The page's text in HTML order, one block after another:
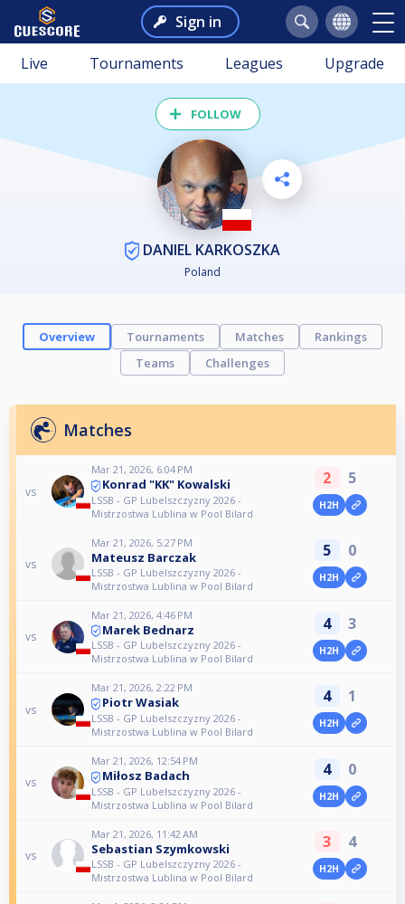
Sign in
Live Tournaments Leagues Upgrade
FOLLOW
DANIEL KARKOSZKA
Poland
Overview Tournaments Matches
Rankings
Teams
Challenges
Matches
vs
Mar 21, 2026, 6:04 PM
Konrad "KK" Kowalski
LSSB - GP Lubelszczyzny 2026 -
Mistrzostwa Lublina w Pool Bilard
2 5
H2H
vs
Mar 21, 2026, 5:27 PM
Mateusz Barczak
LSSB - GP Lubelszczyzny 2026 -
Mistrzostwa Lublina w Pool Bilard
5 0
H2H
vs
Mar 21, 2026, 4:46 PM
Marek Bednarz
LSSB - GP Lubelszczyzny 2026 -
Mistrzostwa Lublina w Pool Bilard
4 3
H2H
vs
Mar 21, 2026, 2:22 PM
Piotr Wasiak
LSSB - GP Lubelszczyzny 2026 -
Mistrzostwa Lublina w Pool Bilard
4 1
H2H
vs
Mar 21, 2026, 12:54 PM
Miłosz Badach
LSSB - GP Lubelszczyzny 2026 -
Mistrzostwa Lublina w Pool Bilard
4 0
H2H
vs
Mar 21, 2026, 11:42 AM
Sebastian Szymkowski
LSSB - GP Lubelszczyzny 2026 -
Mistrzostwa Lublina w Pool Bilard
3 4
H2H